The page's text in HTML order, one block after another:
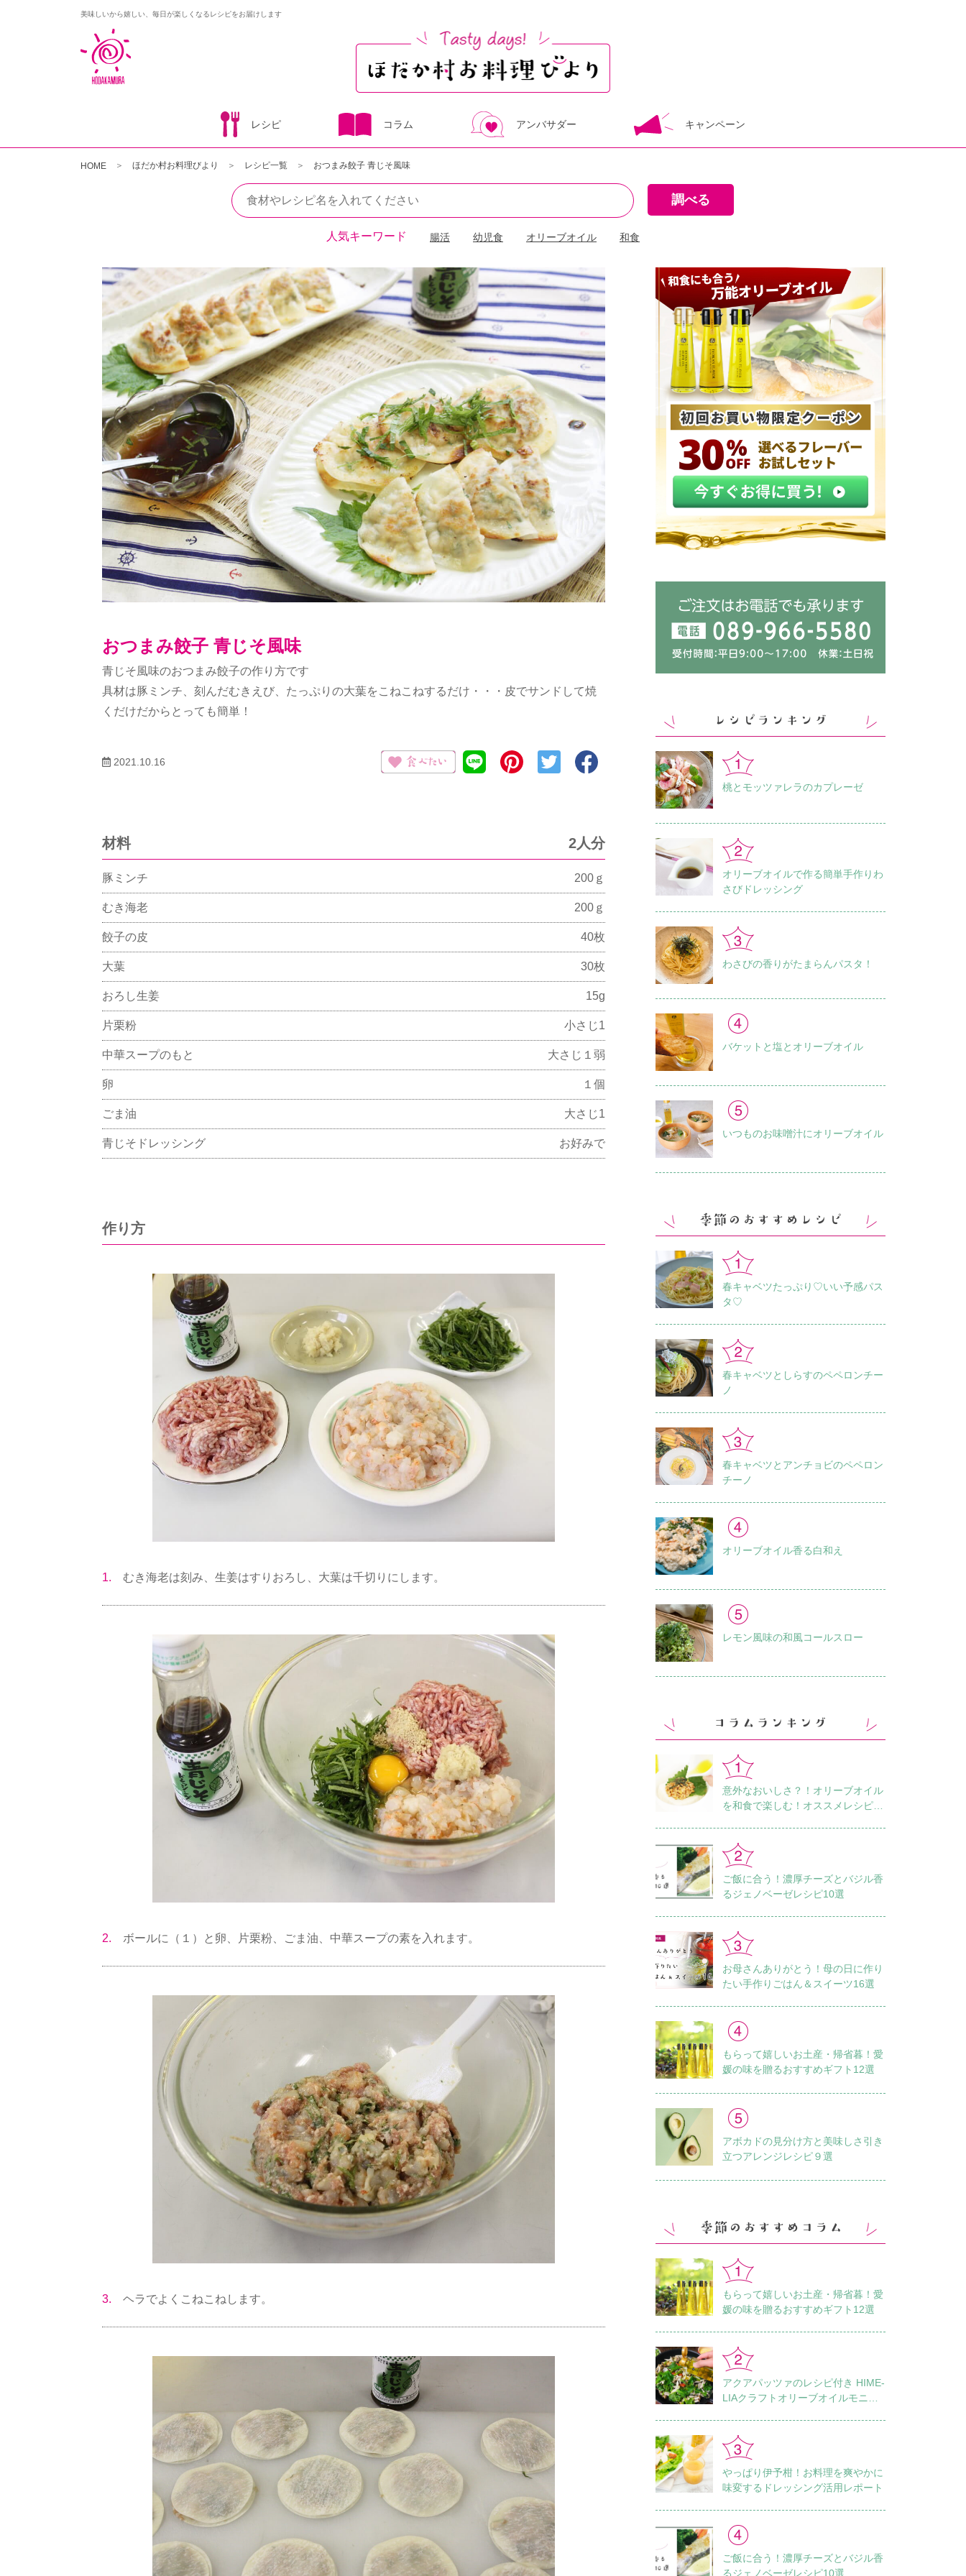
美味しいから嬉しい、毎日が楽しくなるレシピをお届けします
レシピ コラム アンバサダー キャンペーン
HOME ほだか村お料理びより レシピ一覧 おつまみ餃子 青じそ風味
人気キーワード 腸活 幼児食 オリーブオイル 和食
おつまみ餃子 青じそ風味
青じそ風味のおつまみ餃子の作り方です
具材は豚ミンチ、刻んだむきえび、たっぷりの大葉をこねこねするだけ・・・皮でサンドして焼
くだけだからとっても簡単！
2021.10.16
材料 2人分
豚ミンチ 200ｇ
むき海老 200ｇ
餃子の皮 40枚
大葉 30枚
おろし生姜 15g
片栗粉 小さじ1
中華スープのもと 大さじ１弱
卵 １個
ごま油 大さじ1
青じそドレッシング お好みで
作り方
1. むき海老は刻み、生姜はすりおろし、大葉は千切りにします。
2. ボールに（１）と卵、片栗粉、ごま油、中華スープの素を入れます。
3. ヘラでよくこねこねします。
桃とモッツァレラのカプレーゼ
オリーブオイルで作る簡単手作りわ
さびドレッシング
わさびの香りがたまらんパスタ！
バケットと塩とオリーブオイル
いつものお味噌汁に オリーブオイル
春キャベツたっぷり♡いい予感パス
タ♡
春キャベツとしらすのペペロンチー
ノ
春キャベツとアンチョビのペペロン
チーノ
オリーブオイル香る白和え
レモン風味の和風コールスロー
意外なおいしさ？！オリーブオイル
を和食で楽しむ！オススメレシピ18
ご飯に合う！濃厚チーズとバジル香
るジェノベーゼレシピ10選
お母さんありがとう！母の日に作り
たい手作りごはん＆スイーツ16選
もらって嬉しいお土産・帰省暮！愛
媛の味を贈るおすすめギフト12選
アボカドの見分け方と美味しさ引き
立つアレンジレシピ９選
もらって嬉しいお土産・帰省暮！愛
媛の味を贈るおすすめギフト12選
アクアパッツァのレシピ付き HIME-
LIAクラフトオリーブオイルモニタ
やっぱり伊予柑！お料理を爽やかに
味変するドレッシング活用レポート
ご飯に合う！濃厚チーズとバジル香
るジェノベーゼレシピ10選